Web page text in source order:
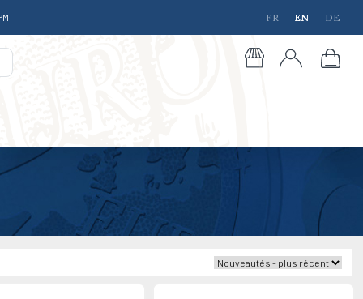
FR EN DE